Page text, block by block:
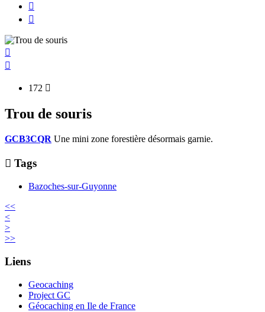




172 
Trou de souris
GCB3CQR Une mini zone forestière désormais garnie.
 Tags
Bazoches-sur-Guyonne
<<
<
>
>>
Liens
Geocaching
Project GC
Géocaching en Ile de France